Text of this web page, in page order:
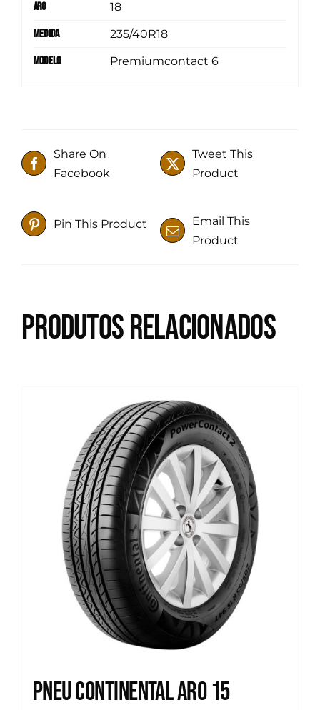
Aro
18
Medida
235/40R18
Modelo
Premiumcontact 6
Share On
Facebook
Tweet This
Product
Pin This Product
Email This
Product
Produtos relacionados
Pneu Continental Aro 15